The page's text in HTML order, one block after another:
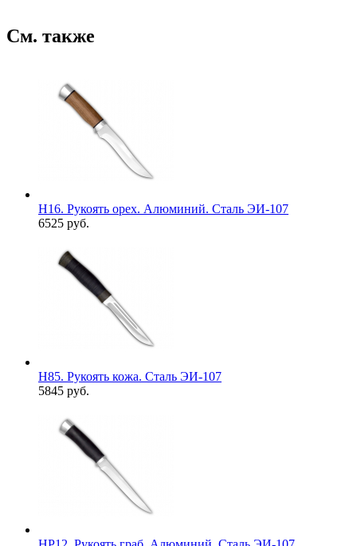
См. также
Н16. Рукоять орех. Алюминий. Сталь ЭИ-107
6525 руб.
Н85. Рукоять кожа. Сталь ЭИ-107
5845 руб.